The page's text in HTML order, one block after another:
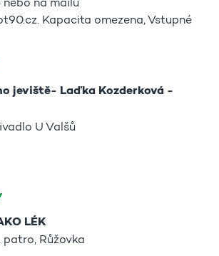
nebo na mailu
Kapacita omezena, Vstupné
jeviště- Laďka Kozderková -
U Valšů
LÉK
patro, Růžovka